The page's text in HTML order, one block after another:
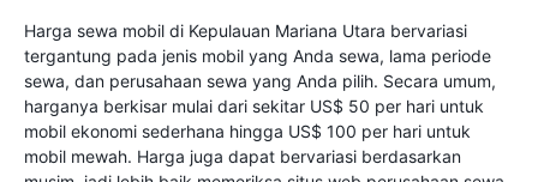
Harga sewa mobil di Kepulauan Mariana Utara bervariasi
tergantung pada jenis mobil yang Anda sewa, lama periode
sewa, dan perusahaan sewa yang Anda pilih. Secara umum,
harganya berkisar mulai dari sekitar US$ 50 per hari untuk
mobil ekonomi sederhana hingga US$ 100 per hari untuk
mobil mewah. Harga juga dapat bervariasi berdasarkan